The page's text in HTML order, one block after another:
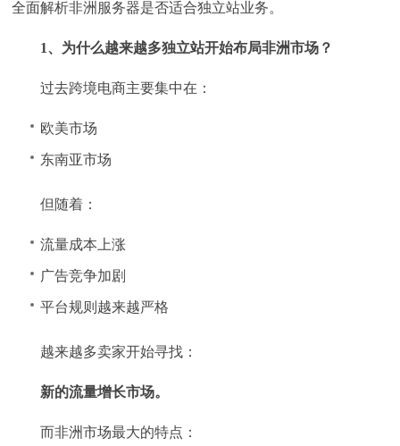
全面解析非洲服务器是否适合独立站业务。
1、为什么越来越多独立站开始布局非洲市场？
过去跨境电商主要集中在：
欧美市场
东南亚市场
但随着：
流量成本上涨
广告竞争加剧
平台规则越来越严格
越来越多卖家开始寻找：
新的流量增长市场。
而非洲市场最大的特点：